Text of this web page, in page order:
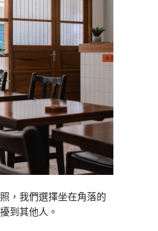
，我們選擇坐在角落的
到其他人。